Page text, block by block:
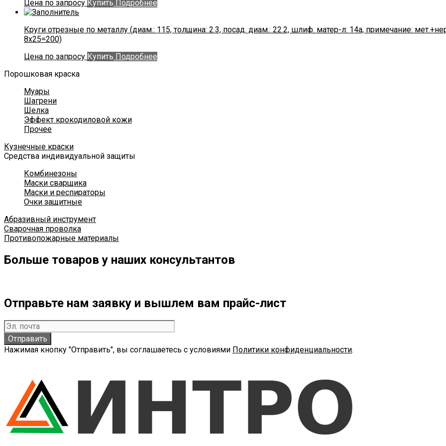
Цена по запросу Купить Подробнее
Круги отрезные по металлу (диам.: 115, толщина: 2.3, посад. диам.: 22.2, шлиф. матер-л: 14а, примечание:
8х25=200)
Цена по запросу Купить Подробнее
Порошковая краска
Муары
Шагрени
Шелка
Эффект крокодиловой кожи
Прочее
Кузнечные краски
Средства индивидуальной защиты
Комбинезоны
Маски сварщика
Маски и респираторы
Очки защитные
Абразивный инструмент
Сварочная проволка
Противопожарные материалы
Больше товаров у наших консультантов
Отправьте нам заявку и вышлем вам прайс-лист
Нажимая кнопку "Отправить", вы соглашаетесь с условиями Политики конфиденциальности.